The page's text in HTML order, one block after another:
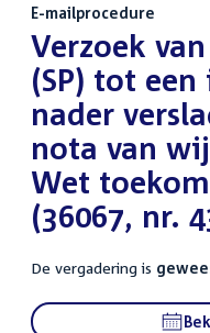
E-mailprocedure
:Verzoek
(SP) tot
nader
nota van
Wet
(36067, nr.
De vergadering is